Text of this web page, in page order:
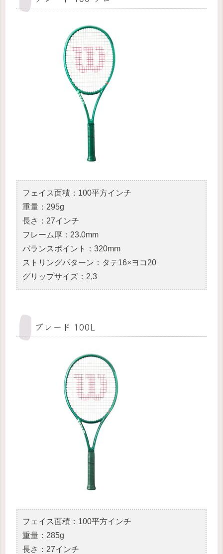
フェイス面積：100平方インチ
重量：295g
長さ：27インチ
フレーム厚：23.0mm
バランスポイント：320mm
ストリングパターン：タテ16×ヨコ20
グリップサイズ：2,3
ブレード 100L
フェイス面積：100平方インチ
重量：285g
長さ：27インチ